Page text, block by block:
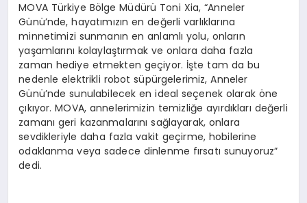
MOVA Türkiye Bölge Müdürü Toni Xia, “Anneler
Günü’nde, hayatımızın en değerli varlıklarına
minnetimizi sunmanın en anlamlı yolu, onların
yaşamlarını kolaylaştırmak ve onlara daha fazla
zaman hediye etmekten geçiyor. İşte tam da bu
nedenle elektrikli robot süpürgelerimiz, Anneler
Günü’nde sunulabilecek en ideal seçenek olarak öne
çıkıyor. MOVA, annelerimizin temizliğe ayırdıkları değerli
zamanı geri kazanmalarını sağlayarak, onlara
sevdikleriyle daha fazla vakit geçirme, hobilerine
odaklanma veya sadece dinlenme fırsatı sunuyoruz”
dedi.